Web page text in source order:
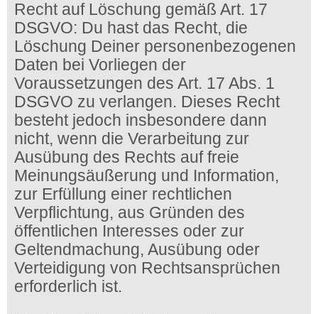
Recht auf Löschung gemäß Art. 17
DSGVO: Du hast das Recht, die
Löschung Deiner personenbezogenen
Daten bei Vorliegen der
Voraussetzungen des Art. 17 Abs. 1
DSGVO zu verlangen. Dieses Recht
besteht jedoch insbesondere dann
nicht, wenn die Verarbeitung zur
Ausübung des Rechts auf freie
Meinungsäußerung und Information,
zur Erfüllung einer rechtlichen
Verpflichtung, aus Gründen des
öffentlichen Interesses oder zur
Geltendmachung, Ausübung oder
Verteidigung von Rechtsansprüchen
erforderlich ist.